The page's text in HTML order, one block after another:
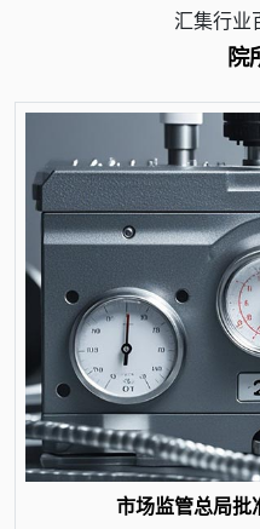
汇集行业
院
市场监管总局批